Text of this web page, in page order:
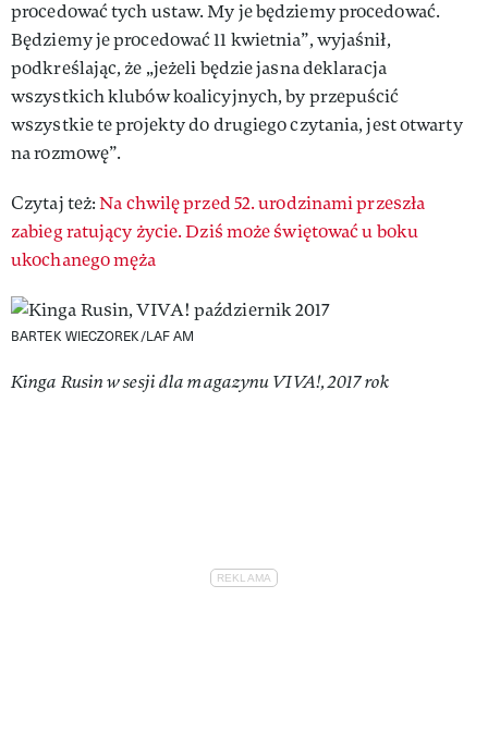
procedować tych ustaw. My je będziemy procedować.
Będziemy je procedować 11 kwietnia”, wyjaśnił,
podkreślając, że „jeżeli będzie jasna deklaracja
wszystkich klubów koalicyjnych, by przepuścić
wszystkie te projekty do drugiego czytania, jest otwarty
na rozmowę”.
Czytaj też:Na chwilę przed 52. urodzinami przeszła
zabieg ratujący życie. Dziś może świętować u boku
ukochanego męża
BARTEK WIECZOREK/LAF AM
Kinga Rusin w sesji dla magazynu VIVA!, 2017 rok